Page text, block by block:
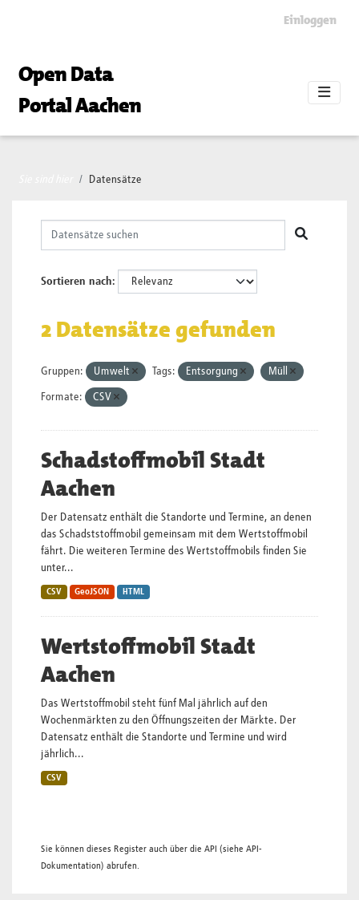
Einloggen
Open Data
Portal Aachen
Datensätze
Sortieren nach
2 Datensätze gefunden
Gruppen: Umwelt Tags: Entsorgung Müll
Formate: CSV
Schadstoffmobil Stadt
Aachen
Der Datensatz enthält die Standorte und Termine, an denen
das Schadststoffmobil gemeinsam mit dem Wertstoffmobil
fährt. Die weiteren Termine des Wertstoffmobils finden Sie
unter...
CSV GeoJSON HTML
Wertstoffmobil Stadt
Aachen
Das Wertstoffmobil steht fünf Mal jährlich auf den
Wochenmärkten zu den Öffnungszeiten der Märkte. Der
Datensatz enthält die Standorte und Termine und wird
jährlich...
CSV
Sie können dieses Register auch über die API (siehe API-
Dokumentation) abrufen.